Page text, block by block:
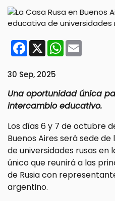
Facebook
X WhatsApp
Email
30 Sep, 2025
Una oportunidad única
intercambio educativo.
Los días 6 y 7 de octubre
Buenos Aires será sede
de universidades rusas en
único que reunirá a las
de Rusia con
argentino.